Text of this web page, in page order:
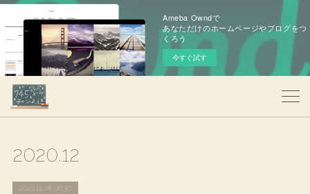
Ameba Owndで
あなただけのホームページやブログをつ
くろう
今すぐ試す
2020.12
2020.12.08 06:30